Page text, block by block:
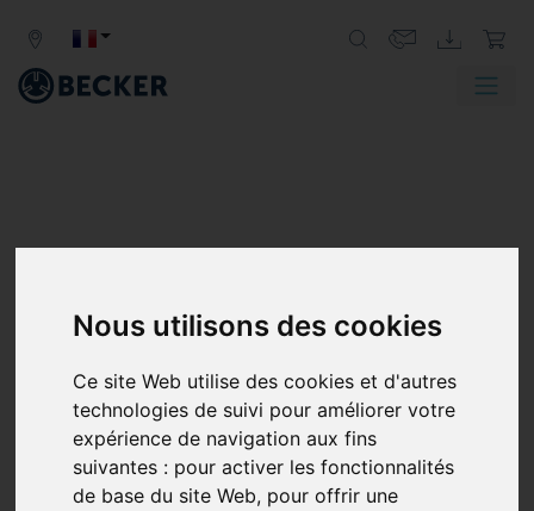
Nous utilisons des cookies
Ce site Web utilise des cookies et d'autres
technologies de suivi pour améliorer votre
expérience de navigation aux fins
suivantes : pour activer les fonctionnalités
de base du site Web, pour offrir une